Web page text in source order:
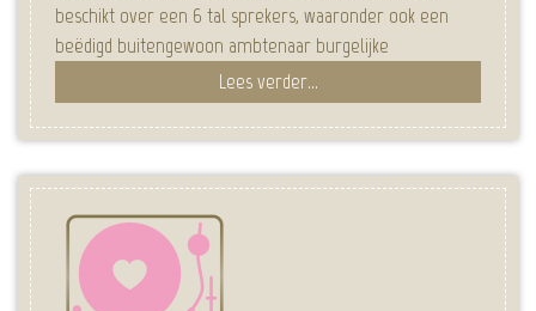
beschikt over een 6 tal sprekers, waaronder ook een
beëdigd buitengewoon ambtenaar burgelijke
Lees verder...